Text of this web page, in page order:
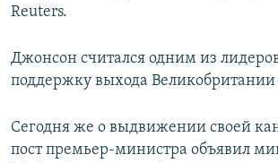
Reuters.
Джонсон считался одним из
поддержку выхода Великобритании
Сегодня же о выдвижении своей
пост премьер-министра объявил